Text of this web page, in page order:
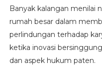
Banyak kalangan menilai
rumah besar dalam
perlindungan terhadap
ketika inovasi
dan aspek hukum paten.